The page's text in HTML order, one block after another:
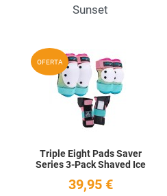
Sunset
Add to Wishlist
Quick View
OFERTA
Triple Eight Pads Saver
Series 3-Pack Shaved Ice
39,95 €